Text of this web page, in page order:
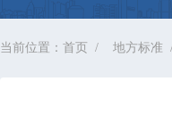
当前位置： 首页 地方标准